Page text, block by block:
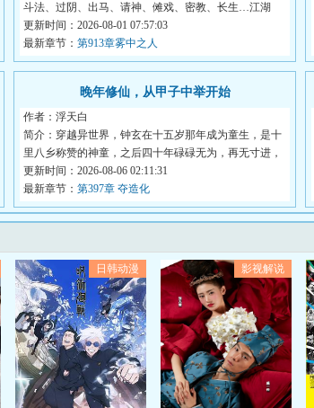
斗法、过阴、出马、请神、傩戏、密教、长生…江湖
路，...
更新时间：2026-08-01 07:57:03
最新章节： 第913章雾中之人
晚年修仙，从甲子中举开始
作者：浮天白
简介：穿越异世界，钟玄在十五岁那年成为童生，是十
里八乡称赞的神童，之后四十年碌碌无为，再无寸进，
于...
更新时间：2026-08-06 02:11:31
最新章节： 第397章 夺造化
日韩动漫 影视解说